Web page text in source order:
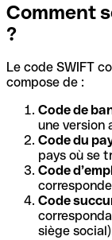
Comment
?
Le code SWIFT
compose de :
Code de
une version
Code du
pays où se
Code
Code
siège